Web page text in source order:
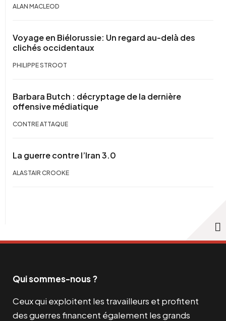
ALAN MACLEOD
Voyage en Biélorussie: Un regard au-delà des
clichés occidentaux
PHILIPPE STROOT
Barbara Butch : décryptage de la dernière
offensive médiatique
CONTRE ATTAQUE
La guerre contre l’Iran 3.0
ALASTAIR CROOKE
Qui sommes-nous ?
Ceux qui exploitent les travailleurs et profitent
des guerres financent également les grands